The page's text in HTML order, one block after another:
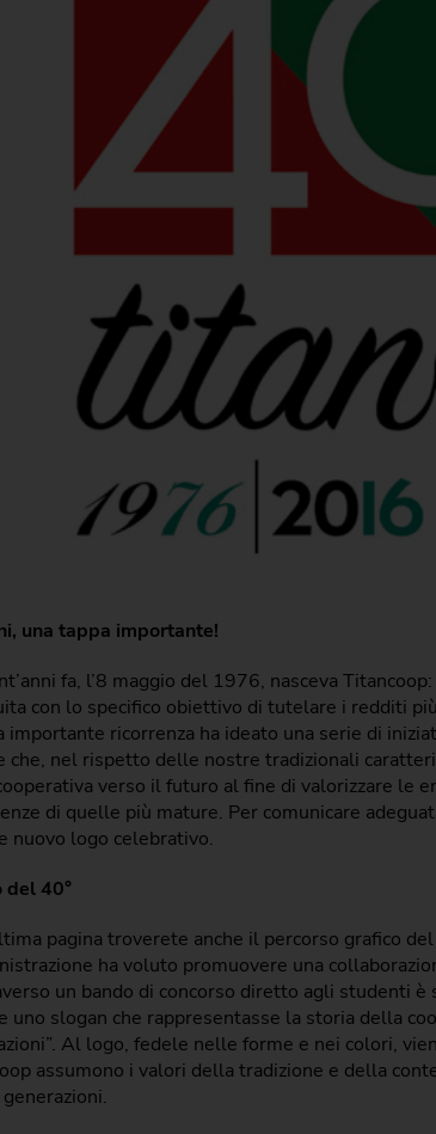
una tappa importante!
fa, l’8 maggio del 1976, nasceva
con lo specifico obiettivo di tutelare i redditi
importante ricorrenza ha ideato una serie di
che, nel rispetto delle nostre tradizionali
verso il futuro al fine di valorizzare le
di quelle più mature. Per comunicare
nuovo logo celebrativo.
del 40°
pagina troverete anche il percorso grafico
ha voluto promuovere una
un bando di concorso diretto agli studenti
uno slogan che rappresentasse la storia della
Al logo, fedele nelle forme e nei colori,
assumono i valori della tradizione e della